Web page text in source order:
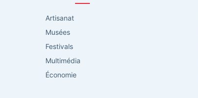
Artisanat
Musées
Festivals
Multimédia
Économie